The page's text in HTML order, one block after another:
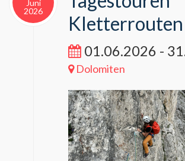
Juni
2026
Kletterrouten
01.06.2026 -
Dolomiten